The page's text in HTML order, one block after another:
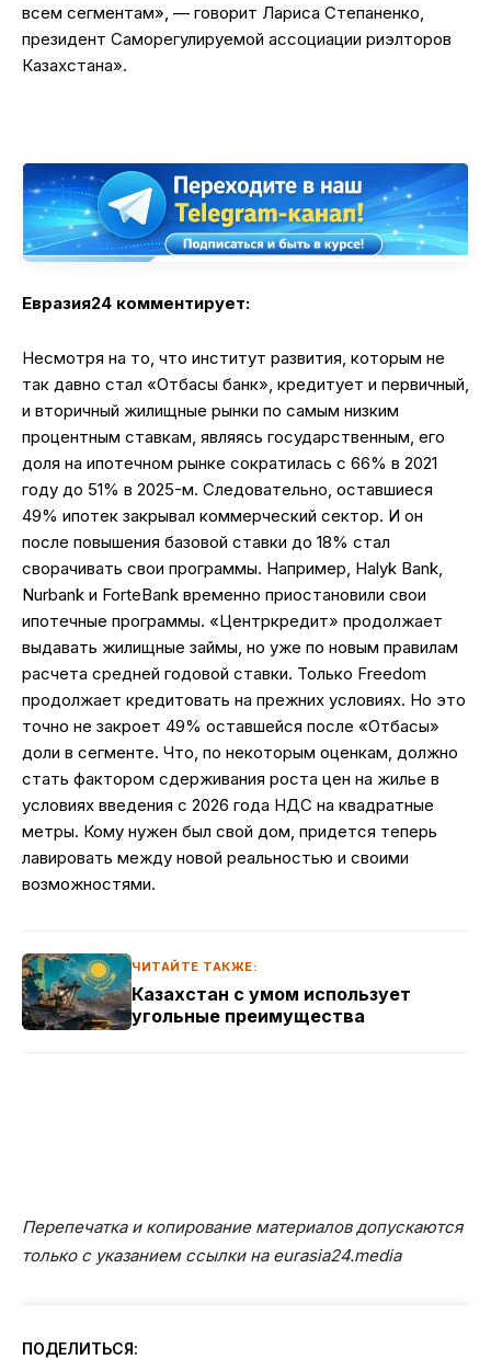
всем сегментам», — говорит Лариса Степаненко,
президент Саморегулируемой ассоциации риэлторов
Казахстана».
Евразия24 комментирует:
Несмотря на то, что институт развития, которым не
так давно стал «Отбасы банк», кредитует и первичный,
и вторичный жилищные рынки по самым низким
процентным ставкам, являясь государственным, его
доля на ипотечном рынке сократилась с 66% в 2021
году до 51% в 2025-м. Следовательно, оставшиеся
49% ипотек закрывал коммерческий сектор. И он
после повышения базовой ставки до 18% стал
сворачивать свои программы. Например, Halyk Bank,
Nurbank и ForteBank временно приостановили свои
ипотечные программы. «Центркредит» продолжает
выдавать жилищные займы, но уже по новым правилам
расчета средней годовой ставки. Только Freedom
продолжает кредитовать на прежних условиях. Но это
точно не закроет 49% оставшейся после «Отбасы»
доли в сегменте. Что, по некоторым оценкам, должно
стать фактором сдерживания роста цен на жилье в
условиях введения с 2026 года НДС на квадратные
метры. Кому нужен был свой дом, придется теперь
лавировать между новой реальностью и своими
возможностями.
ЧИТАЙТЕ ТАКЖЕ:
Казахстан с умом использует
угольные преимущества
Перепечатка и копирование материалов допускаются
только с указанием ссылки на eurasia24.media
ПОДЕЛИТЬСЯ: